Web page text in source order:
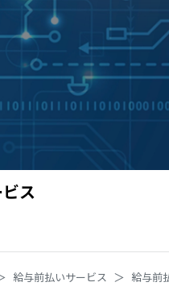
ス
給与前払いサービス 給与前